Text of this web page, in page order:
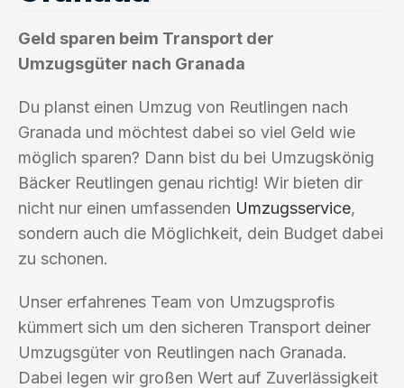
Geld sparen beim Transport der
Umzugsgüter nach Granada
Du planst einen Umzug von Reutlingen nach
Granada und möchtest dabei so viel Geld wie
möglich sparen? Dann bist du bei Umzugskönig
Bäcker Reutlingen genau richtig! Wir bieten dir
nicht nur einen umfassenden Umzugsservice,
sondern auch die Möglichkeit, dein Budget dabei
zu schonen.
Unser erfahrenes Team von Umzugsprofis
kümmert sich um den sicheren Transport deiner
Umzugsgüter von Reutlingen nach Granada.
Dabei legen wir großen Wert auf Zuverlässigkeit